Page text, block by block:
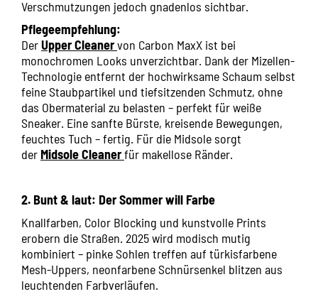
Verschmutzungen jedoch gnadenlos sichtbar.
Pflegeempfehlung:
DerUpper Cleanervon Carbon MaxX ist bei
monochromen Looks unverzichtbar. Dank der Mizellen-
Technologie entfernt der hochwirksame Schaum selbst
feine Staubpartikel und tiefsitzenden Schmutz, ohne
das Obermaterial zu belasten – perfekt für weiße
Sneaker. Eine sanfte Bürste, kreisende Bewegungen,
feuchtes Tuch – fertig. Für die Midsole sorgt
der Midsole Cleanerfür makellose Ränder.
2. Bunt & laut: Der Sommer will Farbe
Knallfarben, Color Blocking und kunstvolle Prints
erobern die Straßen. 2025 wird modisch mutig
kombiniert – pinke Sohlen treffen auf türkisfarbene
Mesh-Uppers, neonfarbene Schnürsenkel blitzen aus
leuchtenden Farbverläufen.